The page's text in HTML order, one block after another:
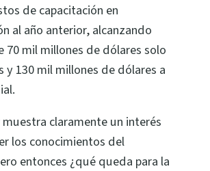
de capacitación en
al año anterior, alcanzando
70 mil millones de dólares solo
y 130 mil millones de dólares a
claramente un interés
los conocimientos del
entonces ¿qué queda para la